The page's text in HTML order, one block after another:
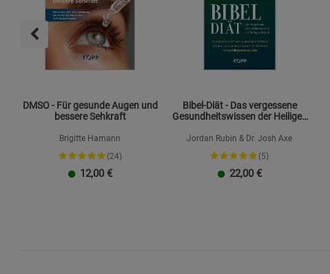
DMSO - Für gesunde Augen und
bessere Sehkraft
Brigitte Hamann
(24)
12,00 €
Bibel-Diät - Das vergessene
Gesundheitswissen der Heiligen
Jordan Rubin & Dr. Josh Axe
(5)
22,00 €